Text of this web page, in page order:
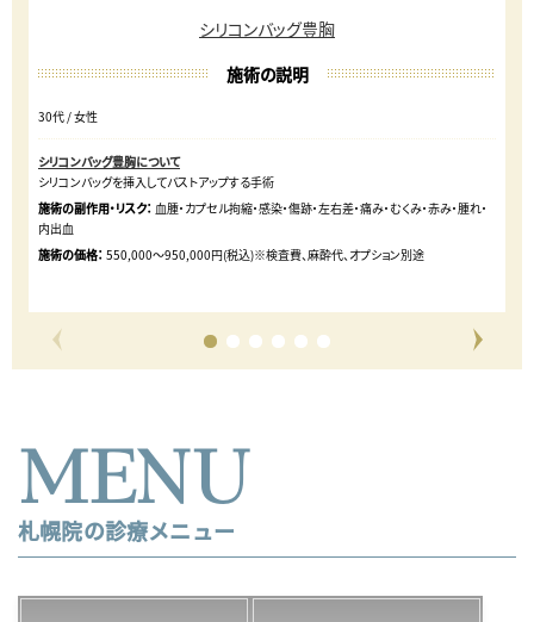
シリコンバッグ豊胸
施術の説明
30代 女性
シリコンバッグ豊胸について
シリコンバッグを挿入してバストアップする手術
施術の副作用・リスク： 血腫・カプセル拘縮・感染・傷跡・左右差・痛み・むくみ・赤み・腫れ・
内出血
施術の価格： 550,000～950,000円(税込)※検査費、麻酔代、オプション別途
MENU
札幌院の診療メニュー